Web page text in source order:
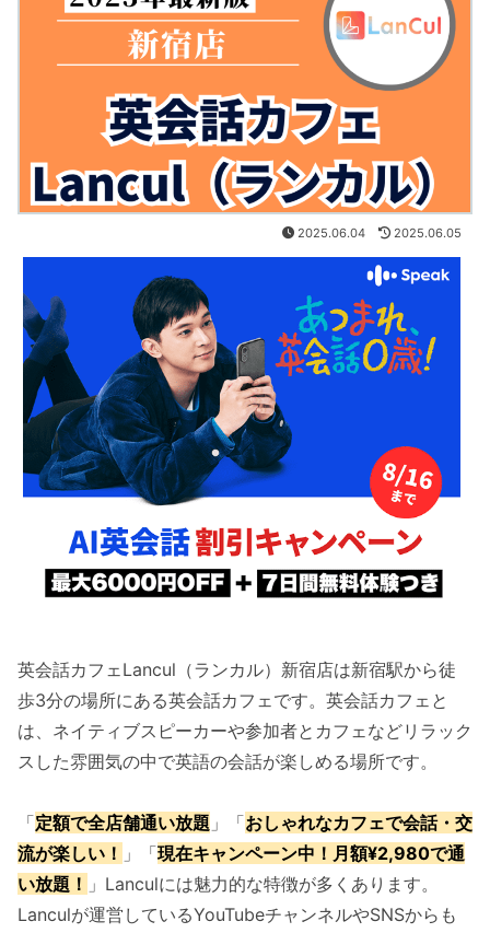
2025.06.04 2025.06.05
英会話カフェLancul（ランカル）新宿店は新宿駅から徒
歩3分の場所にある英会話カフェです。英会話カフェと
は、ネイティブスピーカーや参加者とカフェなどリラック
スした雰囲気の中で英語の会話が楽しめる場所です。
「定額で全店舗通い放題 」「おしゃれなカフェで会話・交
流が楽しい！ 」「現在キャンペーン中！月額¥2,980で通
い放題！ 」Lanculには魅力的な特徴が多くあります。
Lanculが運営しているYouTubeチャンネルやSNSからも